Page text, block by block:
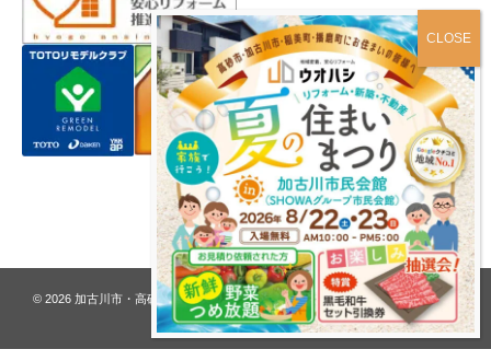
プライバシーポリシー
© 2026 加古川市・高砂市 夢リフォーム ウオハシ – 創業128年の老舗. All rights
reserved.